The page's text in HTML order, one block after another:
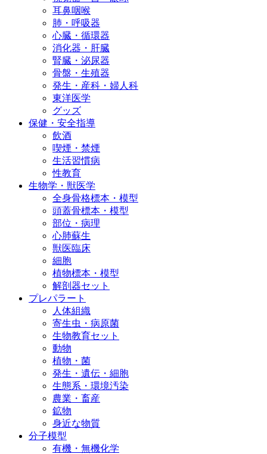
耳鼻咽喉
肺・呼吸器
心臓・循環器
消化器・肝臓
腎臓・泌尿器
骨盤・生殖器
発生・産科・婦人科
東洋医学
グッズ
保健・安全指導
飲酒
喫煙・禁煙
生活習慣病
性教育
生物学・獣医学
全身骨格標本・模型
頭蓋骨標本・模型
部位・病理
心肺蘇生
獣医臨床
細胞
植物標本・模型
解剖器セット
プレパラート
人体組織
寄生虫・病原菌
生物教育セット
動物
植物・菌
発生・遺伝・細胞
生態系・環境汚染
農業・畜産
鉱物
身近な物質
分子模型
有機・無機化学